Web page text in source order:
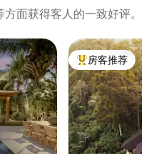
面获得客人的一致好评。
热门「房客推荐」
房客推荐